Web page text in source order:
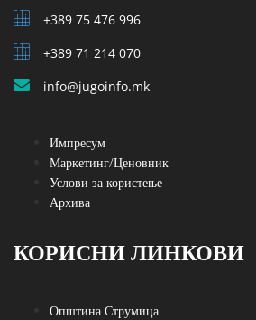
+389 75 476 996
+389 71 214 070
info@jugoinfo.mk
Импресум
Маркетинг/Ценовник
Услови за користење
Архива
КОРИСНИ ЛИНКОВИ
Општина Струмица